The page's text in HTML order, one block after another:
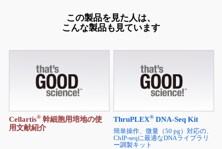
この製品を見た人は、
こんな製品も見ています
Cellartis®幹細胞用培地の使
用文献紹介
ThruPLEX® DNA-Seq Kit
簡単操作、微量（50 pg）対応の、
ChIP-seqに最適なDNAライブラリ
ー調製キット